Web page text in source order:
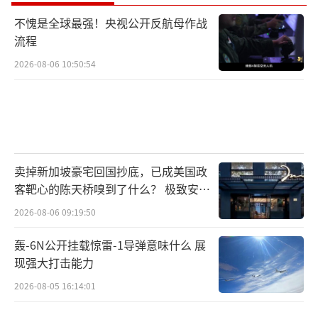
不愧是全球最强！央视公开反航母作战
流程
2026-08-06 10:50:54
卖掉新加坡豪宅回国抄底，已成美国政
客靶心的陈天桥嗅到了什么？ 极致安全
的追寻
2026-08-06 09:19:50
轰-6N公开挂载惊雷-1导弹意味什么 展
现强大打击能力
2026-08-05 16:14:01